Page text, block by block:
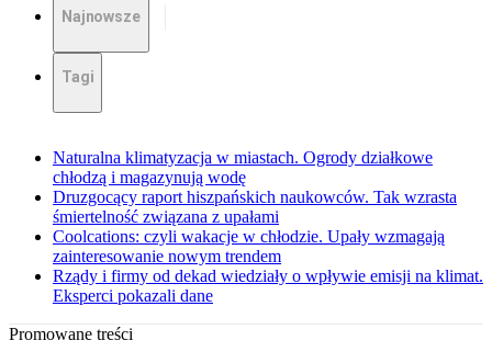
Najnowsze
Tagi
Naturalna klimatyzacja w miastach. Ogrody działkowe
chłodzą i magazynują wodę
Druzgocący raport hiszpańskich naukowców. Tak wzrasta
śmiertelność związana z upałami
Coolcations: czyli wakacje w chłodzie. Upały wzmagają
zainteresowanie nowym trendem
Rządy i firmy od dekad wiedziały o wpływie emisji na klimat.
Eksperci pokazali dane
Promowane treści